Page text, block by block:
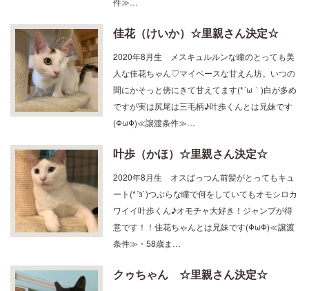
件≫…
佳花（けいか）☆里親さん決定☆
2020年8月生 メスキュルルンな瞳のとっても美
人な佳花ちゃん♡マイペースな甘えん坊。いつの
間にかそっと傍にきて甘えてます(*´ω｀)白が多め
ですが実は尻尾は三毛柄♪叶歩くんとは兄妹です
(ΦωΦ)≪譲渡条件≫…
叶歩（かほ）☆里親さん決定☆
2020年8月生 オスぱっつん前髪がとってもキュ
ート(*´з`)つぶらな瞳で何をしていてもオモシロカ
ワイイ叶歩くん♪オモチャ大好き！ジャンプが得
意です！！佳花ちゃんとは兄妹です(ΦωΦ)≪譲渡
条件≫・58歳ま…
クゥちゃん ☆里親さん決定☆